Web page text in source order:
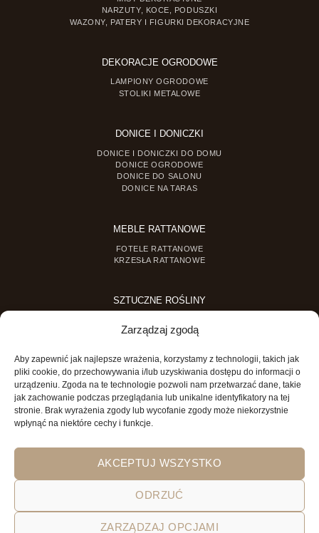
Zarządzaj zgodą
Aby zapewnić jak najlepsze wrażenia, korzystamy z technologii, takich jak
pliki cookie, do przechowywania i/lub uzyskiwania dostępu do informacji o
urządzeniu. Zgoda na te technologie pozwoli nam przetwarzać dane, takie
jak zachowanie podczas przeglądania lub unikalne identyfikatory na tej
stronie. Brak wyrażenia zgody lub wycofanie zgody może niekorzystnie
wpłynąć na niektóre cechy i funkcje.
AKCEPTUJ WSZYSTKO
ODRZUĆ
ZARZĄDZAJ OPCJAMI
NARZUTY, KOCE, PODUSZKI
WAZONY, PATERY I FIGURKI DEKORACYJNE
DEKORACJE OGRODOWE
LAMPIONY OGRODOWE
STOLIKI METALOWE
DONICE I DONICZKI
DONICE I DONICZKI DO DOMU
DONICE OGRODOWE
DONICE DO SALONU
DONICE NA TARAS
MEBLE RATTANOWE
FOTELE RATTANOWE
KRZESŁA RATTANOWE
SZTUCZNE ROŚLINY
SZTUCZNE ROŚLINY DONICZKOWE
MINI OGRODY
MINI OGRÓD DLA DZIECI
POLITYKA PRYWATNOŚCI
REGULAMIN SKLEPU ON-LINE